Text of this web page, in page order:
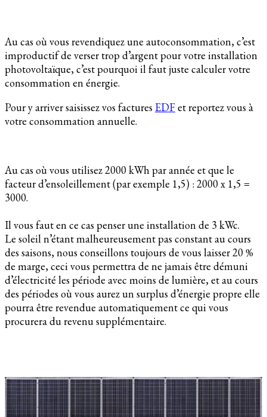
Au cas où vous revendiquez une autoconsommation, c’est
improductif de verser trop d’argent pour votre installation
photovoltaïque, c’est pourquoi il faut juste calculer votre
consommation en énergie.
Pour y arriver saisissez vos factures EDFet reportez vous à
votre consommation annuelle.
Au cas où vous utilisez 2000 kWh par année et que le
facteur d’ensoleillement (par exemple 1,5) : 2000 x 1,5 =
3000.
Il vous faut en ce cas penser une installation de 3 kWc.
Le soleil n’étant malheureusement pas constant au cours
des saisons, nous conseillons toujours de vous laisser 20 %
de marge, ceci vous permettra de ne jamais être démuni
d’électricité les période avec moins de lumière, et au cours
des périodes où vous aurez un surplus d’énergie propre elle
pourra être revendue automatiquement ce qui vous
procurera du revenu supplémentaire.